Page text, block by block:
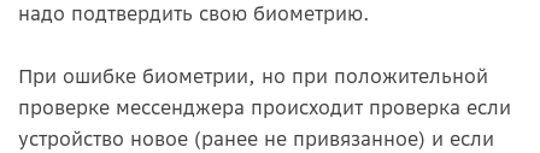
надо подтвердить свою биометрию.
При ошибке биометрии, но при положительной
проверке мессенджера происходит проверка если
устройство новое (ранее не привязанное) и если